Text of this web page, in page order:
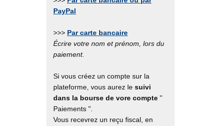
PayPal
>>> Par carte bancaire
Écrire votre nom et prénom, lors du
paiement.
Si vous créez un compte sur la
plateforme, vous aurez le suivi
dans la bourse de vore compte "
Paiements ".
Vous recevrez un reçu fiscal, en